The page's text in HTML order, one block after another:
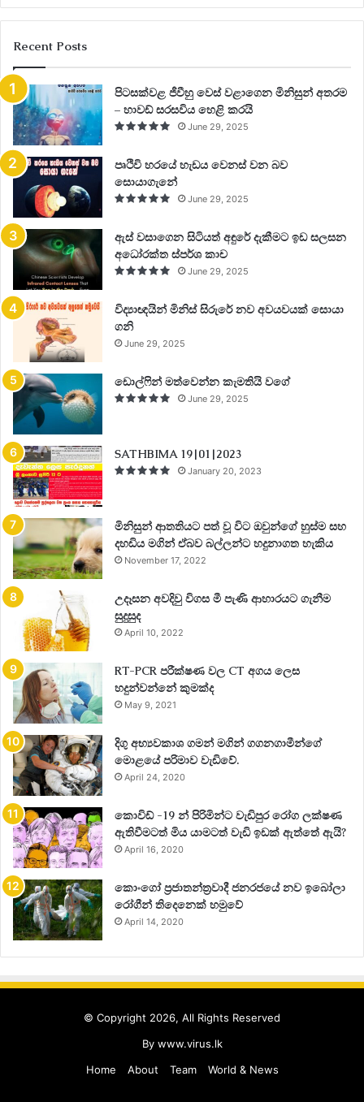
Recent Posts
පිටසක්වළ ජීවීහු වෙස් වළාගෙන මිනිසුන් අතරම
– හාවඩ් සරසවිය හෙළි කරයි
June 29, 2025
පෘථිවි හරයේ හැඩය වෙනස් වන බව
සොයාගැනේ
June 29, 2025
ඇස් වසාගෙන සිටියත් අඳුරේ දැකීමට ඉඩ සලසන
අධෝරක්ත ස්පර්ශ කාච
June 29, 2025
විද්‍යාඥයින් මිනිස් සිරුරේ නව අවයවයක් සොයා
ගනි
June 29, 2025
ඩොල්ෆින් මත්වෙන්න කැමතියි වගේ
June 29, 2025
SATHBIMA 19|01|2023
January 20, 2023
මිනිසුන් ආතතියට පත් වූ විට ඔවුන්ගේ හුස්ම සහ
දහඩිය මගින් ඒබව බල්ලන්ට හදුනාගත හැකිය
November 17, 2022
උදෑසන අවදිවු විගස මී පැණි ආහාරයට ගැනීම
සුදුසුද
April 10, 2022
RT-PCR පරීක්ෂණ වල CT අගය ලෙස
හදුන්වන්නේ කුමක්ද
May 9, 2021
දිගු අභ්‍යවකාශ ගමන් මගින් ගගනගාමීන්ගේ
මොළයේ පරිමාව වැඩිවේ.
April 24, 2020
කොවිඩ් -19 න් පිරිමින්ට වැඩිපුර රෝග ලක්ෂණ
ඇතිවීමටත් මිය යාමටත් වැඩි ඉඩක් ඇත්තේ ඇයි?
April 16, 2020
කොංගෝ ප්‍රජාතන්ත්‍රවාදී ජනරජයේ නව ඉබෝලා
රෝගීන් තිදෙනෙක් හමුවේ
April 14, 2020
© Copyright 2026, All Rights Reserved
By www.virus.lk
Home
About Team World & News